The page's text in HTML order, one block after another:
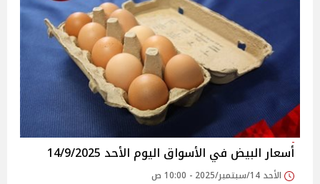
أسعار البيض في الأسواق‎‎ اليوم الأحد 14/9/2025
الأحد 14/سبتمبر/2025 - 10:00 ص